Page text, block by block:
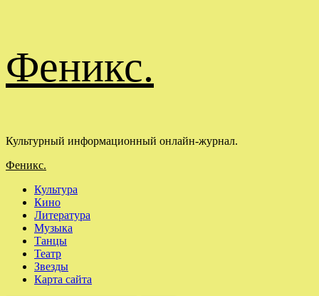
к
содержимому
Феникс.
Культурный информационный онлайн-журнал.
Основное
Феникс.
Культура
Кино
Литература
Музыка
Танцы
Театр
Звезды
Карта сайта